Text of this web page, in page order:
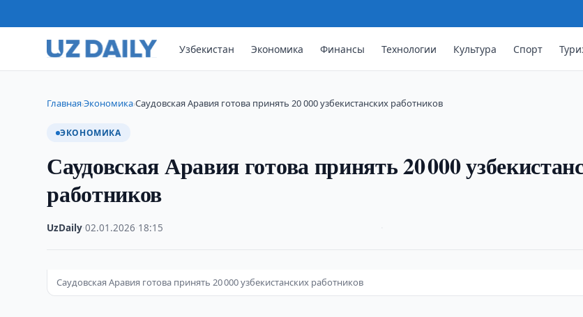
Узбекистан Экономика Финансы Технологии Культура Спорт
Главная›Экономика›Саудовская Аравия готова принять 20 000 узбекистанских работников
ЭКОНОМИКА
Саудовская Аравия готова принять 20 000
работников
UzDaily ·02.01.2026 18:15
Саудовская Аравия готова принять 20 000 узбекистанских работников